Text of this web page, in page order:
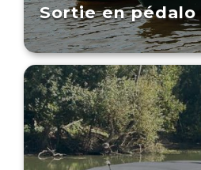
Sortie en pédalo